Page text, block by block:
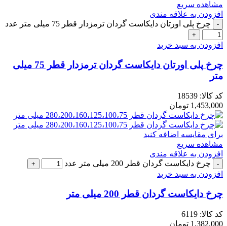
مشاهده سریع
افزودن به علاقه مندی
چرخ پلی اورتان دایکاست گردان ترمزدار قطر 75 میلی متر عدد
افزودن به سبد خرید
چرخ پلی اورتان دایکاست گردان ترمزدار قطر 75 میلی
متر
کد کالا: 18539
1,453,000 تومان
برای مقایسه اضافه کنید
مشاهده سریع
افزودن به علاقه مندی
چرخ دایکاست گردان قطر 200 میلی متر عدد
افزودن به سبد خرید
چرخ دایکاست گردان قطر 200 میلی متر
کد کالا: 6119
1,382,000 تومان